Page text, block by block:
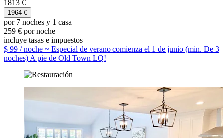
1813 €
1964 €
por 7 noches y 1 casa
259 € por noche
incluye tasas e impuestos
$ 99 / noche ~ Especial de verano comienza el 1 de junio (min. De 3
noches) A pie de Old Town LQ!